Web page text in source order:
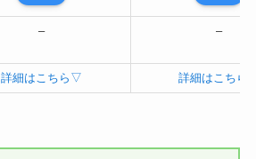
– –
詳細はこちら▽ 詳細はこちら